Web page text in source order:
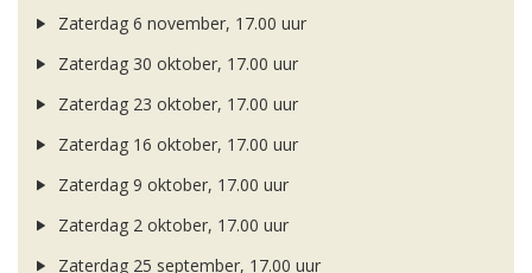
Zaterdag 6 november, 17.00 uur
Zaterdag 30 oktober, 17.00 uur
Zaterdag 23 oktober, 17.00 uur
Zaterdag 16 oktober, 17.00 uur
Zaterdag 9 oktober, 17.00 uur
Zaterdag 2 oktober, 17.00 uur
Zaterdag 25 september, 17.00 uur